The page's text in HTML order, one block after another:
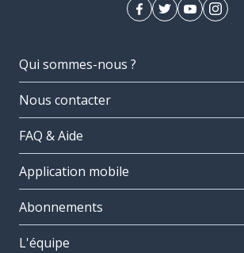
Qui sommes-nous ?
Nous contacter
FAQ & Aide
Application mobile
Abonnements
L'équipe